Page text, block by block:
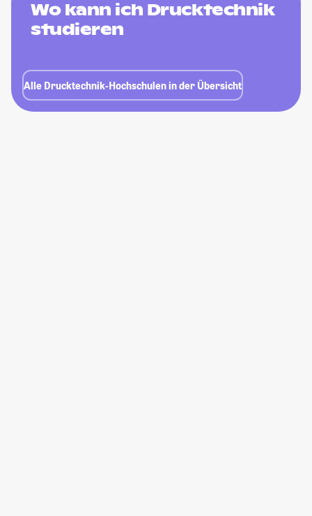
Wo kann ich Drucktechnik
studieren
Alle Drucktechnik-Hochschulen in der Übersicht